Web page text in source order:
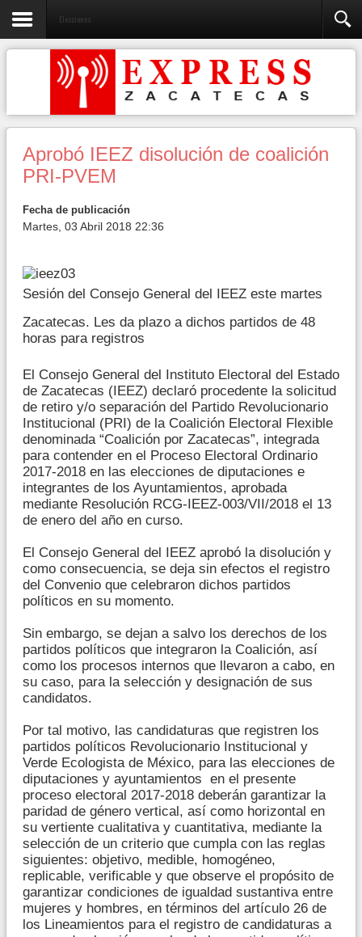
Elecciones
Aprobó IEEZ disolución de coalición
PRI-PVEM
Fecha de publicación
Martes, 03 Abril 2018 22:36
Sesión del Consejo General del IEEZ este martes
Zacatecas. Les da plazo a dichos partidos de 48
horas para registros
El Consejo General del Instituto Electoral del Estado
de Zacatecas (IEEZ) declaró procedente la solicitud
de retiro y/o separación del Partido Revolucionario
Institucional (PRI) de la Coalición Electoral Flexible
denominada “Coalición por Zacatecas”, integrada
para contender en el Proceso Electoral Ordinario
2017-2018 en las elecciones de diputaciones e
integrantes de los Ayuntamientos, aprobada
mediante Resolución RCG-IEEZ-003/VII/2018 el 13
de enero del año en curso.
El Consejo General del IEEZ aprobó la disolución y
como consecuencia, se deja sin efectos el registro
del Convenio que celebraron dichos partidos
políticos en su momento.
Sin embargo, se dejan a salvo los derechos de los
partidos políticos que integraron la Coalición, así
como los procesos internos que llevaron a cabo, en
su caso, para la selección y designación de sus
candidatos.
Por tal motivo, las candidaturas que registren los
partidos políticos Revolucionario Institucional y
Verde Ecologista de México, para las elecciones de
diputaciones y ayuntamientos en el presente
proceso electoral 2017-2018 deberán garantizar la
paridad de género vertical, así como horizontal en
su vertiente cualitativa y cuantitativa, mediante la
selección de un criterio que cumpla con las reglas
siguientes: objetivo, medible, homogéneo,
replicable, verificable y que observe el propósito de
garantizar condiciones de igualdad sustantiva entre
mujeres y hombres, en términos del artículo 26 de
los Lineamientos para el registro de candidaturas a